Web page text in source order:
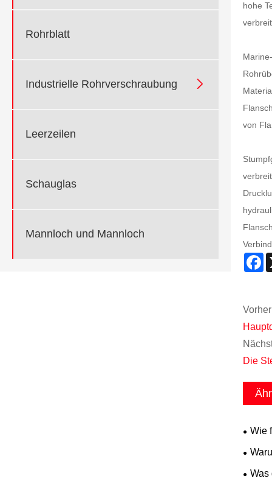
Rohrblatt
Industrielle Rohrverschraubung 
Leerzeilen
Schauglas
Mannloch und Mannloch
hohe
von
Die
Wie
Was